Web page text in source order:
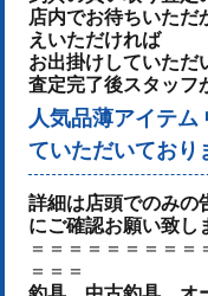
店内でお待ちいただ
えいただければ
お出掛けしていただ
査定完了後スタッフ
人気品薄アイテ
ていただいており
詳細は店頭でのみの
にご確認お願い致し
＝＝＝＝＝＝＝＝＝
＝＝＝